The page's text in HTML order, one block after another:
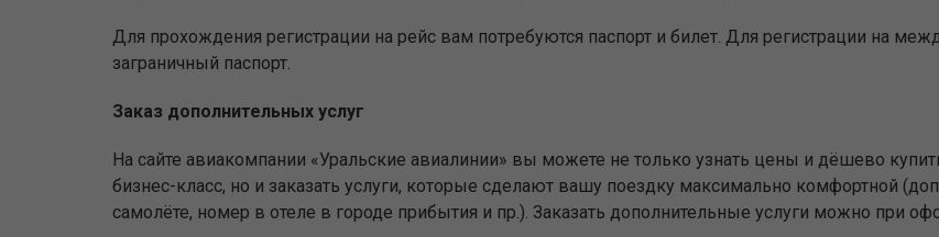
Для прохождения регистрации на рейс вам потребуются паспорт и билет. Для регистрации на
заграничный паспорт.
Заказ дополнительных услуг
На сайте авиакомпании «Уральские авиалинии» вы можете не только узнать цены и дёшево
бизнес-класс, но и заказать услуги, которые сделают вашу поездку максимально комфортной
самолёте, номер в отеле в городе прибытия и пр.). Заказать дополнительные услуги можно при